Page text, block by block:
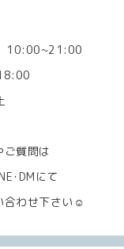
10:00~21:00
ご質問は
･DMにて
合わせ下さい☺️